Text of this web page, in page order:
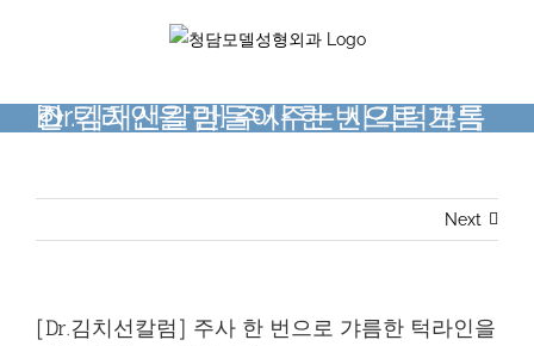
[Dr.김치선칼럼] 주사 한 번으로 갸름한 턱라인을 만들어주는 사각턱보톡스
Next
[Dr.김치선칼럼] 주사 한 번으로 갸름한 턱라인을